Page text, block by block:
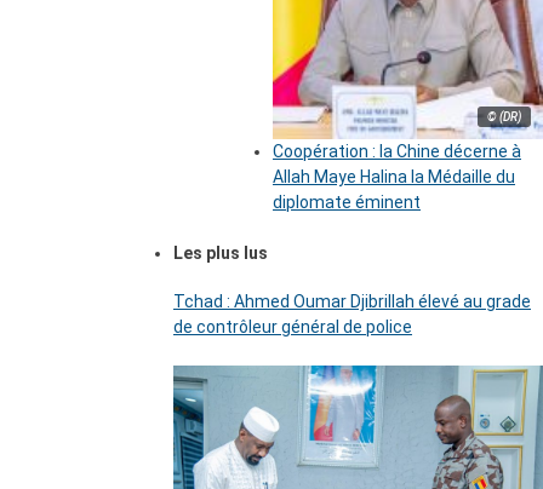
© (DR)
Coopération : la Chine décerne à
Allah Maye Halina la Médaille du
diplomate éminent
Les plus lus
Tchad : Ahmed Oumar Djibrillah élevé au grade
de contrôleur général de police